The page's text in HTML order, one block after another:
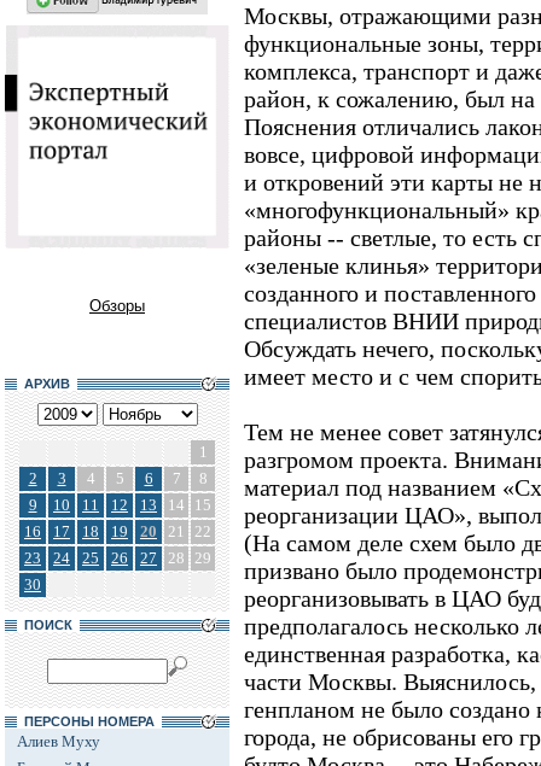
Обзоры
АРХИВ
1
2
3 4 5 6 7
8
9
10 11 12 13 14
15
16
17 18 19 20 21
22
23
24 25 26 27 28 29
30
ПОИСК
ПЕРСОНЫ НОМЕРА
Алиев Муху
Москвы, отражающими
функциональные зоны,
комплекса, транспорт и
район, к сожалению, был
Пояснения отличались
вовсе, цифровой
и откровений эти карты не
«многофункциональный»
районы -- светлые, то есть
«зеленые клинья»
созданного и
специалистов ВНИИ
Обсуждать нечего,
имеет место и с чем
Тем не менее совет
разгромом проекта.
материал под названием
реорганизации ЦАО»,
(На самом деле схем было
призвано было
реорганизовывать в ЦАО
предполагалось несколько
единственная разработка,
части Москвы. Выяснилось,
генпланом не было создано
города, не обрисованы его